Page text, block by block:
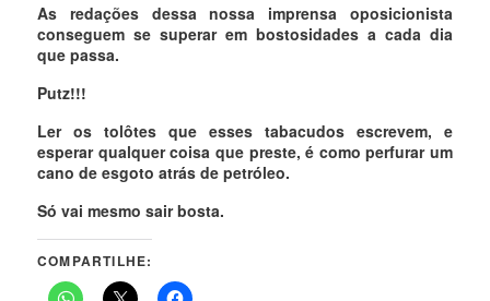
As redações dessa nossa imprensa oposicionista
conseguem se superar em bostosidades a cada dia
que passa.
Putz!!!
Ler os tolôtes que esses tabacudos escrevem, e
esperar qualquer coisa que preste, é como perfurar um
cano de esgoto atrás de petróleo.
Só vai mesmo sair bosta.
COMPARTILHE: